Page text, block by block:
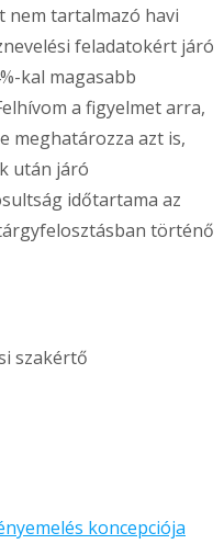
nem tartalmazó havi
feladatokért járó
kal magasabb
a figyelmet arra,
meghatározza azt is,
után járó
időtartama az
történő
szakértő
koncepciója